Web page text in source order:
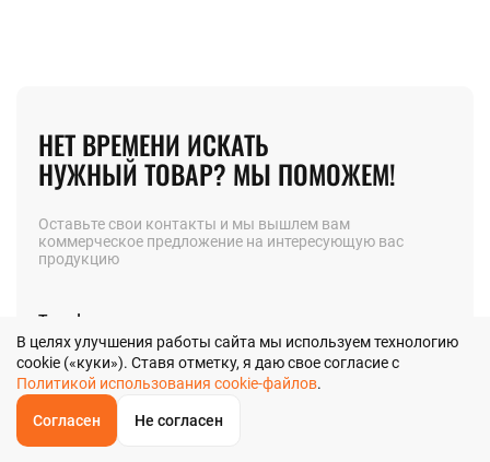
ОБРАТНЫЙЗВОНОК
НЕТ ВРЕМЕНИ ИСКАТЬ
НУЖНЫЙ ТОВАР? МЫ ПОМОЖЕМ!
Оставьте свои контакты и мы вышлем вам
коммерческое предложение на интересующую вас
продукцию
Телефон
Главная
В целях улучшения работы сайта мы используем технологию
cookie («куки»). Ставя отметку, я даю свое согласие с
Политикой использования cookie-файлов.
Согласен Не согласен